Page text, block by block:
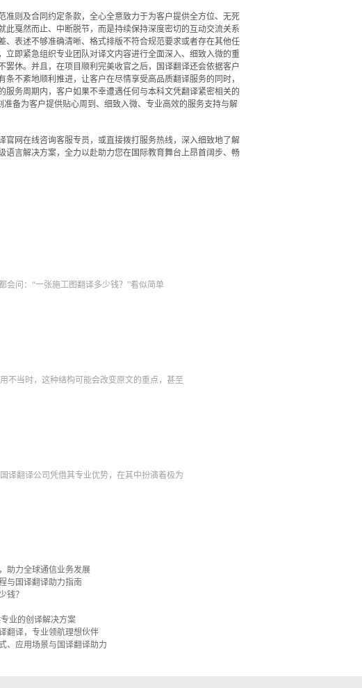
则及合同约定条款，全心全意致力于为客户提供全方位、无死
戛然而止、中断脱节，而是持续保持深度密切的互动交流关系
表述不够准确清晰、格式排版不符合规范要求或者存在其他任
即紧急组织专业团队对译文内容进行全面深入、细致入微的重
休。并且，在项目顺利完美收官之后，国译翻译还会依据客户
不紊地顺利推进，让客户在尽情享受高品质翻译服务的同时，
务周期内，客户如果不幸遭遇任何与本科文凭翻译紧密相关的
备为客户提供贴心周到、细致入微、专业高效的服务支持与解
网在线咨询客服专员，或直接拨打服务热线，深入细致地了解
言解决方案，全力以赴助力您在国际教育舞台上昂首阔步、畅
会问：“一张施工图翻译多少钱？”看似简单
不当时，这种结构可能会改变原文的重点，甚至
译翻译公司凭借其专业优势，在其中扮演着极为
助力全球通信业务发展
与国译翻译助力指南
钱？
业的创译解决方案
翻译，专业领航理想伙伴
、应用场景与国译翻译助力